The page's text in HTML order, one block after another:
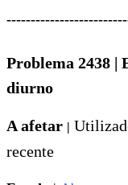
Problema 2438 |
diurno
A afetar |
recente